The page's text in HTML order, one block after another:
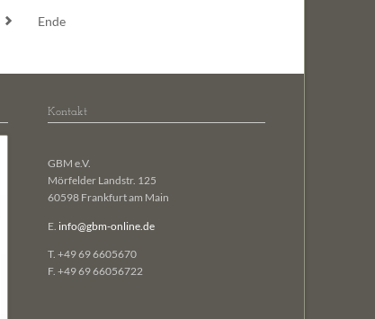
Ende
Kontakt
GBM e.V.
Mörfelder Landstr. 125
60598 Frankfurt am Main
E. info@gbm-online.de
T. +49 69 6605670
F. +49 69 66056722